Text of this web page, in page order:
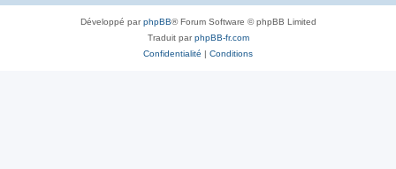
Développé parphpBB® Forum Software © phpBB Limited
Traduit parphpBB-fr.com
Confidentialité | Conditions